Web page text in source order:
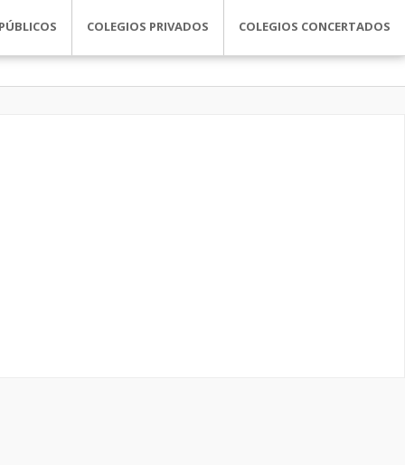
COLEGIOS PRIVADOS COLEGIOS CONCERTADOS